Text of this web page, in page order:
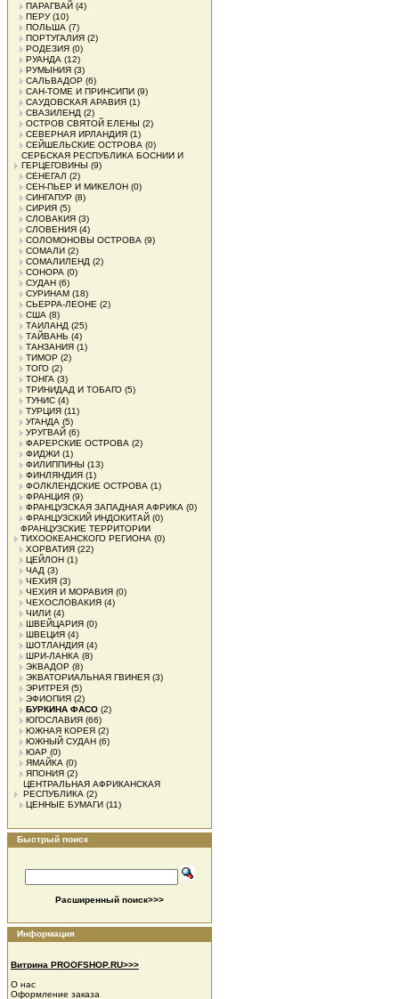
ПАРАГВАЙ (4)
ПЕРУ(10)
ПОЛЬША (7)
ПОРТУГАЛИЯ (2)
РОДЕЗИЯ (0)
РУАНДА (12)
РУМЫНИЯ (3)
САЛЬВАДОР (6)
САН-ТОМЕ И ПРИНСИПИ (9)
САУДОВСКАЯ АРАВИЯ (1)
СВАЗИЛЕНД (2)
ОСТРОВ СВЯТОЙ ЕЛЕНЫ (2)
СЕВЕРНАЯ ИРЛАНДИЯ (1)
СЕЙШЕЛЬСКИЕ ОСТРОВА (0)
СЕРБСКАЯ РЕСПУБЛИКА БОСНИИ И
ГЕРЦЕГОВИНЫ (9)
СЕНЕГАЛ (2)
СЕН-ПЬЕР И МИКЕЛОН (0)
СИНГАПУР (8)
СИРИЯ (5)
СЛОВАКИЯ (3)
СЛОВЕНИЯ (4)
СОЛОМОНОВЫ ОСТРОВА (9)
СОМАЛИ (2)
СОМАЛИЛЕНД (2)
СОНОРА (0)
СУДАН (6)
СУРИНАМ (18)
СЬЕРРА-ЛЕОНЕ (2)
США (8)
ТАИЛАНД (25)
ТАЙВАНЬ (4)
ТАНЗАНИЯ (1)
ТИМОР (2)
ТОГО (2)
ТОНГА (3)
ТРИНИДАД И ТОБАГО (5)
ТУНИС (4)
ТУРЦИЯ (11)
УГАНДА (5)
УРУГВАЙ (6)
ФАРЕРСКИЕ ОСТРОВА (2)
ФИДЖИ (1)
ФИЛИППИНЫ (13)
ФИНЛЯНДИЯ (1)
ФОЛКЛЕНДСКИЕ ОСТРОВА (1)
ФРАНЦИЯ (9)
ФРАНЦУЗСКАЯ ЗАПАДНАЯ АФРИКА (0)
ФРАНЦУЗСКИЙ ИНДОКИТАЙ (0)
ФРАНЦУЗСКИЕ ТЕРРИТОРИИ
ТИХООКЕАНСКОГО РЕГИОНА (0)
ХОРВАТИЯ (22)
ЦЕЙЛОН (1)
ЧАД (3)
ЧЕХИЯ (3)
ЧЕХИЯ И МОРАВИЯ (0)
ЧЕХОСЛОВАКИЯ (4)
ЧИЛИ (4)
ШВЕЙЦАРИЯ (0)
ШВЕЦИЯ (4)
ШОТЛАНДИЯ (4)
ШРИ-ЛАНКА (8)
ЭКВАДОР (8)
ЭКВАТОРИАЛЬНАЯ ГВИНЕЯ (3)
ЭРИТРЕЯ (5)
ЭФИОПИЯ (2)
БУРКИНА ФАСО (2)
ЮГОСЛАВИЯ (66)
ЮЖНАЯ КОРЕЯ (2)
ЮЖНЫЙ СУДАН (6)
ЮАР (0)
ЯМАЙКА (0)
ЯПОНИЯ (2)
ЦЕНТРАЛЬНАЯ АФРИКАНСКАЯ
РЕСПУБЛИКА (2)
ЦЕННЫЕ БУМАГИ (11)
Быстрый поиск
Расширенный поиск>>>
Информация
Витрина PROOFSHOP.RU>>>
О нас
Оформление заказа